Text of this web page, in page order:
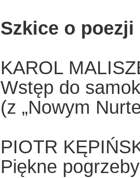
Szkice o
KAROL
Wstęp do
(z „Nowym
PIOTR
Piękne